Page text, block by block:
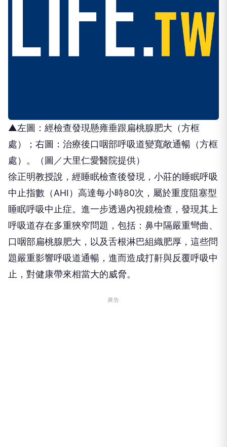
▲左圖：經檢查發現懸雍垂跟扁桃腺肥大（方框
處）；右圖：治療後口咽部呼吸道變寬敞通暢（方框
處）。（圖／大里仁愛醫院提供）
徐正明教授說，經睡眠檢查後發現，小莊的睡眠呼吸
中止指數（AHI）高達每小時80次，屬於重度阻塞型
睡眠呼吸中止症。進一步透過內視鏡檢查，發現其上
呼吸道存在多重狹窄問題，包括：鼻中隔嚴重彎曲、
口咽部扁桃腺肥大，以及舌根淋巴組織肥厚，這些問
題嚴重影響呼吸道通暢，進而造成打鼾與反覆呼吸中
止，對健康帶來相當大的威脅。
廣告